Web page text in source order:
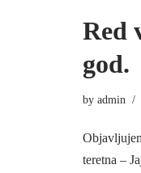
Red
god.
by admin
teretna –